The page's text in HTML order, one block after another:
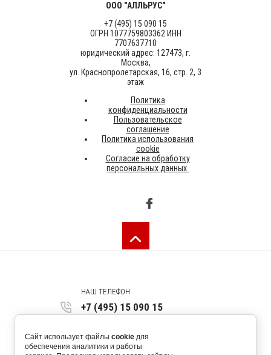
ООО "АЛЛЬРУС"
+7 (495) 15 090 15
ОГРН 1077759803362 ИНН
7707637710
юридический адрес: 127473, г.
Москва,
ул. Краснопролетарская, 16, стр. 2, 3
этаж
Политика
конфиденциальности
Пользовательское
соглашение
Политика использования
cookie
Согласие на обработку
персональных данных
НАШ ТЕЛЕФОН
+7 (495) 15 090 15
оф. 450 4 этаж
Сайт использует файлы cookie для
обеспечения аналитики и работы